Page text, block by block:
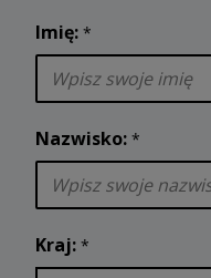
Imię: *
Nazwisko: *
Kraj: *